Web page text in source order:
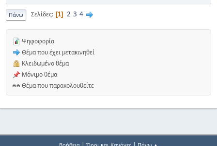
Πάνω Σελίδες 1 2 3 4
Ψηφοφορία
Θέμα που έχει μετακινηθεί
Κλειδωμένο θέμα
Μόνιμο θέμα
Θέμα που παρακολουθείτε